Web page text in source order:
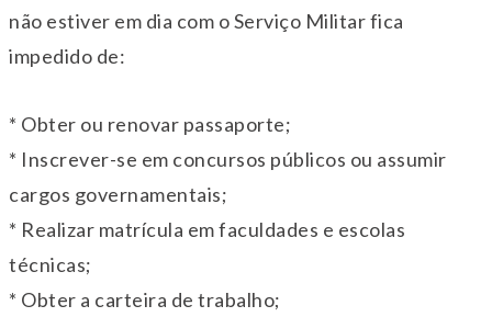
não estiver em dia com o Serviço Militar fica
impedido de:
* Obter ou renovar passaporte;
* Inscrever-se em concursos públicos ou assumir
cargos governamentais;
* Realizar matrícula em faculdades e escolas
técnicas;
* Obter a carteira de trabalho;